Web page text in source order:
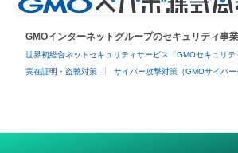
GMOインターネットグループのセキュリティ事
世界初総合ネットセキュリティサービス「GMOセキュリテ
実在証明・盗聴対策 サイバー攻撃対策（GMOサイバー